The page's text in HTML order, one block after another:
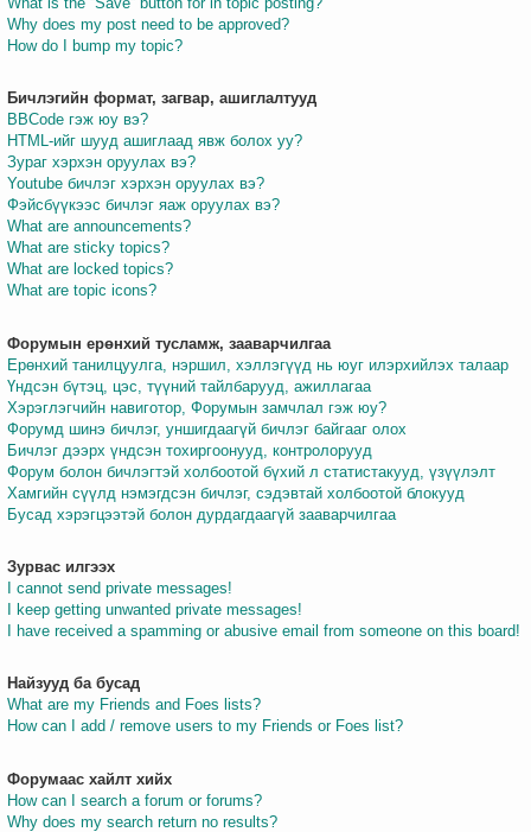
Why does my post need to be approved?
How do I bump my topic?
Бичлэгийн формат, загвар, ашиглалтууд
BBCode гэж юу вэ?
HTML-ийг шууд ашиглаад явж болох уу?
Зураг хэрхэн оруулах вэ?
Youtube бичлэг хэрхэн оруулах вэ?
Фэйсбүүкээс бичлэг яаж оруулах вэ?
What are announcements?
What are sticky topics?
What are locked topics?
What are topic icons?
Форумын ерөнхий тусламж, зааварчилгаа
Ерөнхий танилцуулга, нэршил, хэллэгүүд нь юуг илэрхийлэх талаар
Үндсэн бүтэц, цэс, түүний тайлбарууд, ажиллагаа
Хэрэглэгчийн навиготор, Форумын замчлал гэж юу?
Форумд шинэ бичлэг, уншигдаагүй бичлэг байгааг олох
Бичлэг дээрх үндсэн тохиргоонууд, контролорууд
Форум болон бичлэгтэй холбоотой бүхий л статистакууд, үзүүлэлт
Хамгийн сүүлд нэмэгдсэн бичлэг, сэдэвтай холбоотой блокууд
Бусад хэрэгцээтэй болон дурдагдаагүй зааварчилгаа
Зурвас илгээх
I cannot send private messages!
I keep getting unwanted private messages!
I have received a spamming or abusive email from someone on this board!
Найзууд ба бусад
What are my Friends and Foes lists?
How can I add / remove users to my Friends or Foes list?
Форумаас хайлт хийх
How can I search a forum or forums?
Why does my search return no results?